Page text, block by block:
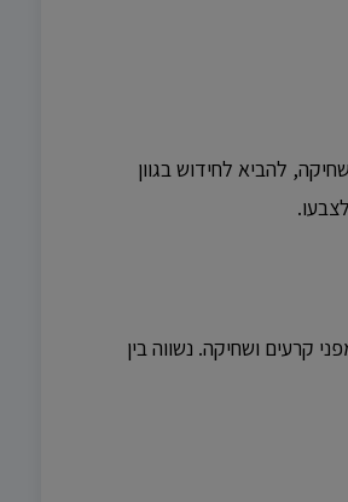
להביא לחידוש בגוון
קרעים ושחיקה. נשווה בין